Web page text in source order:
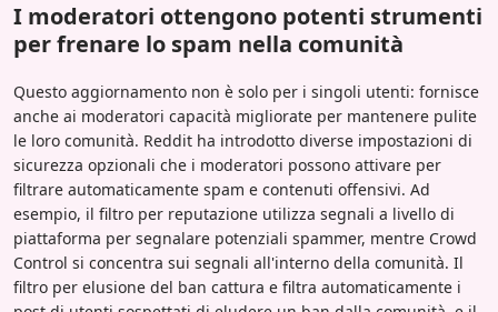
I moderatori ottengono potenti strumenti
per frenare lo spam nella comunità
Questo aggiornamento non è solo per i singoli utenti: fornisce
anche ai moderatori capacità migliorate per mantenere pulite
le loro comunità. Reddit ha introdotto diverse impostazioni di
sicurezza opzionali che i moderatori possono attivare per
filtrare automaticamente spam e contenuti offensivi. Ad
esempio, il filtro per reputazione utilizza segnali a livello di
piattaforma per segnalare potenziali spammer, mentre Crowd
Control si concentra sui segnali all'interno della comunità. Il
filtro per elusione del ban cattura e filtra automaticamente i